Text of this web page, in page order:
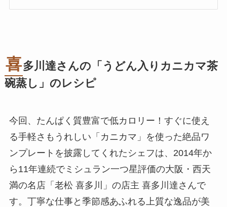
喜多川達さんの「うどん入りカニカマ茶
碗蒸し」のレシピ
今回、たんぱく質豊富で低カロリー！すぐに使え
る手軽さもうれしい「カニカマ」を使った絶品ワ
ンプレートを披露してくれたシェフは、2014年か
ら11年連続でミシュラン一つ星評価の大阪・西天
満の名店「老松 喜多川」の店主 喜多川達さんで
す。丁寧な仕事と季節感あふれる上質な逸品が美